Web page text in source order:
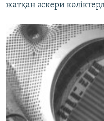
жатқан әскери